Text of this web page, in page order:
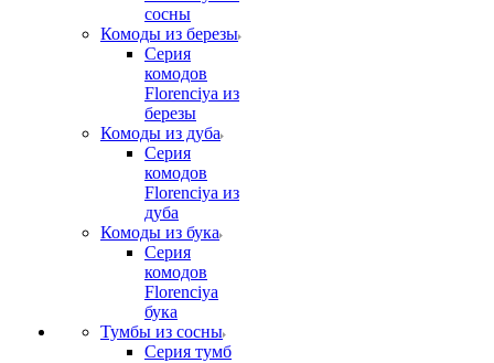
сосны
Комоды из березы
Серия
комодов
Florenciya из
березы
Комоды из дуба
Серия
комодов
Florenciya из
дуба
Комоды из бука
Серия
комодов
Florenciya
бука
Тумбы из сосны
Серия тумб